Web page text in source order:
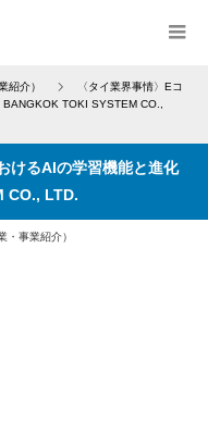
紹介）
〈タイ業界事情〉Eコ
TOKI SYSTEM CO.,
けるAIの学習機能と進化
CO., LTD.
・事業紹介）